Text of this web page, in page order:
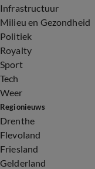
Infrastructuur
Milieu en Gezondheid
Politiek
Royalty
Sport
Tech
Weer
Regionieuws
Drenthe
Flevoland
Friesland
Gelderland